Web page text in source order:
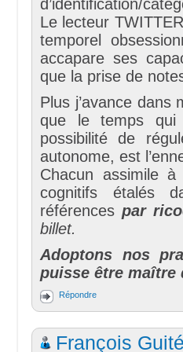
d’identification/
Le lecteur
temporel
accapare ses
que la prise de
Plus j’avance dans
que le temps qui
possibilité de
autonome, est
Chacun assimile
cognitifs étalés
référencespar
billet.
Adoptons nos
puisse être
Répondre
François Guité